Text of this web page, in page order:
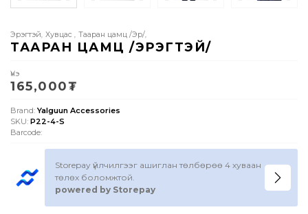
Эрэгтэй Хувцас Тааран цамц /Эр/
ТААРАН ЦАМЦ /ЭРЭГТЭЙ/
Үнэ
165,000₮
Brand: Yalguun Accessories
SKU: P22-4-S
Barcode:
Storepay үйлчилгээг ашиглан төлбөрөө 4 хуваан
төлөх боломжтой.
powered by Storepay